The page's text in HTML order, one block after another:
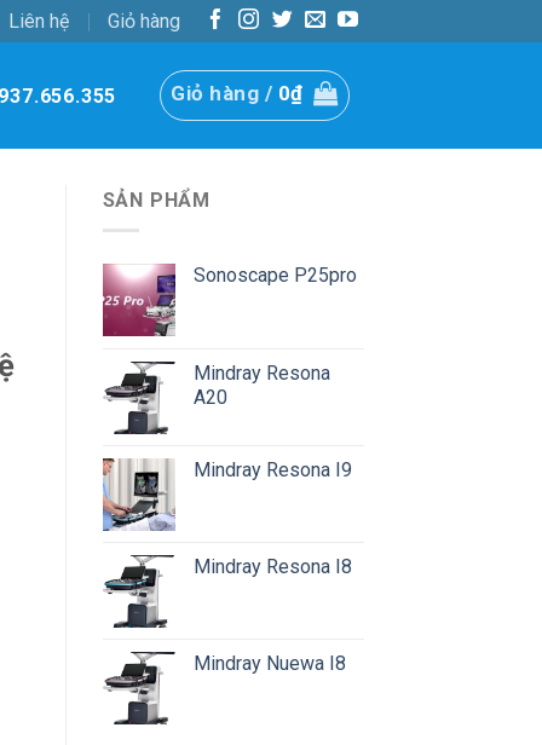
Liên hệ Giỏ hàng
Giỏ hàng / 0₫
SẢN PHẨM
Sonoscape P25pro
Mindray Resona
A20
Mindray Resona I9
Mindray Resona I8
Mindray Nuewa I8